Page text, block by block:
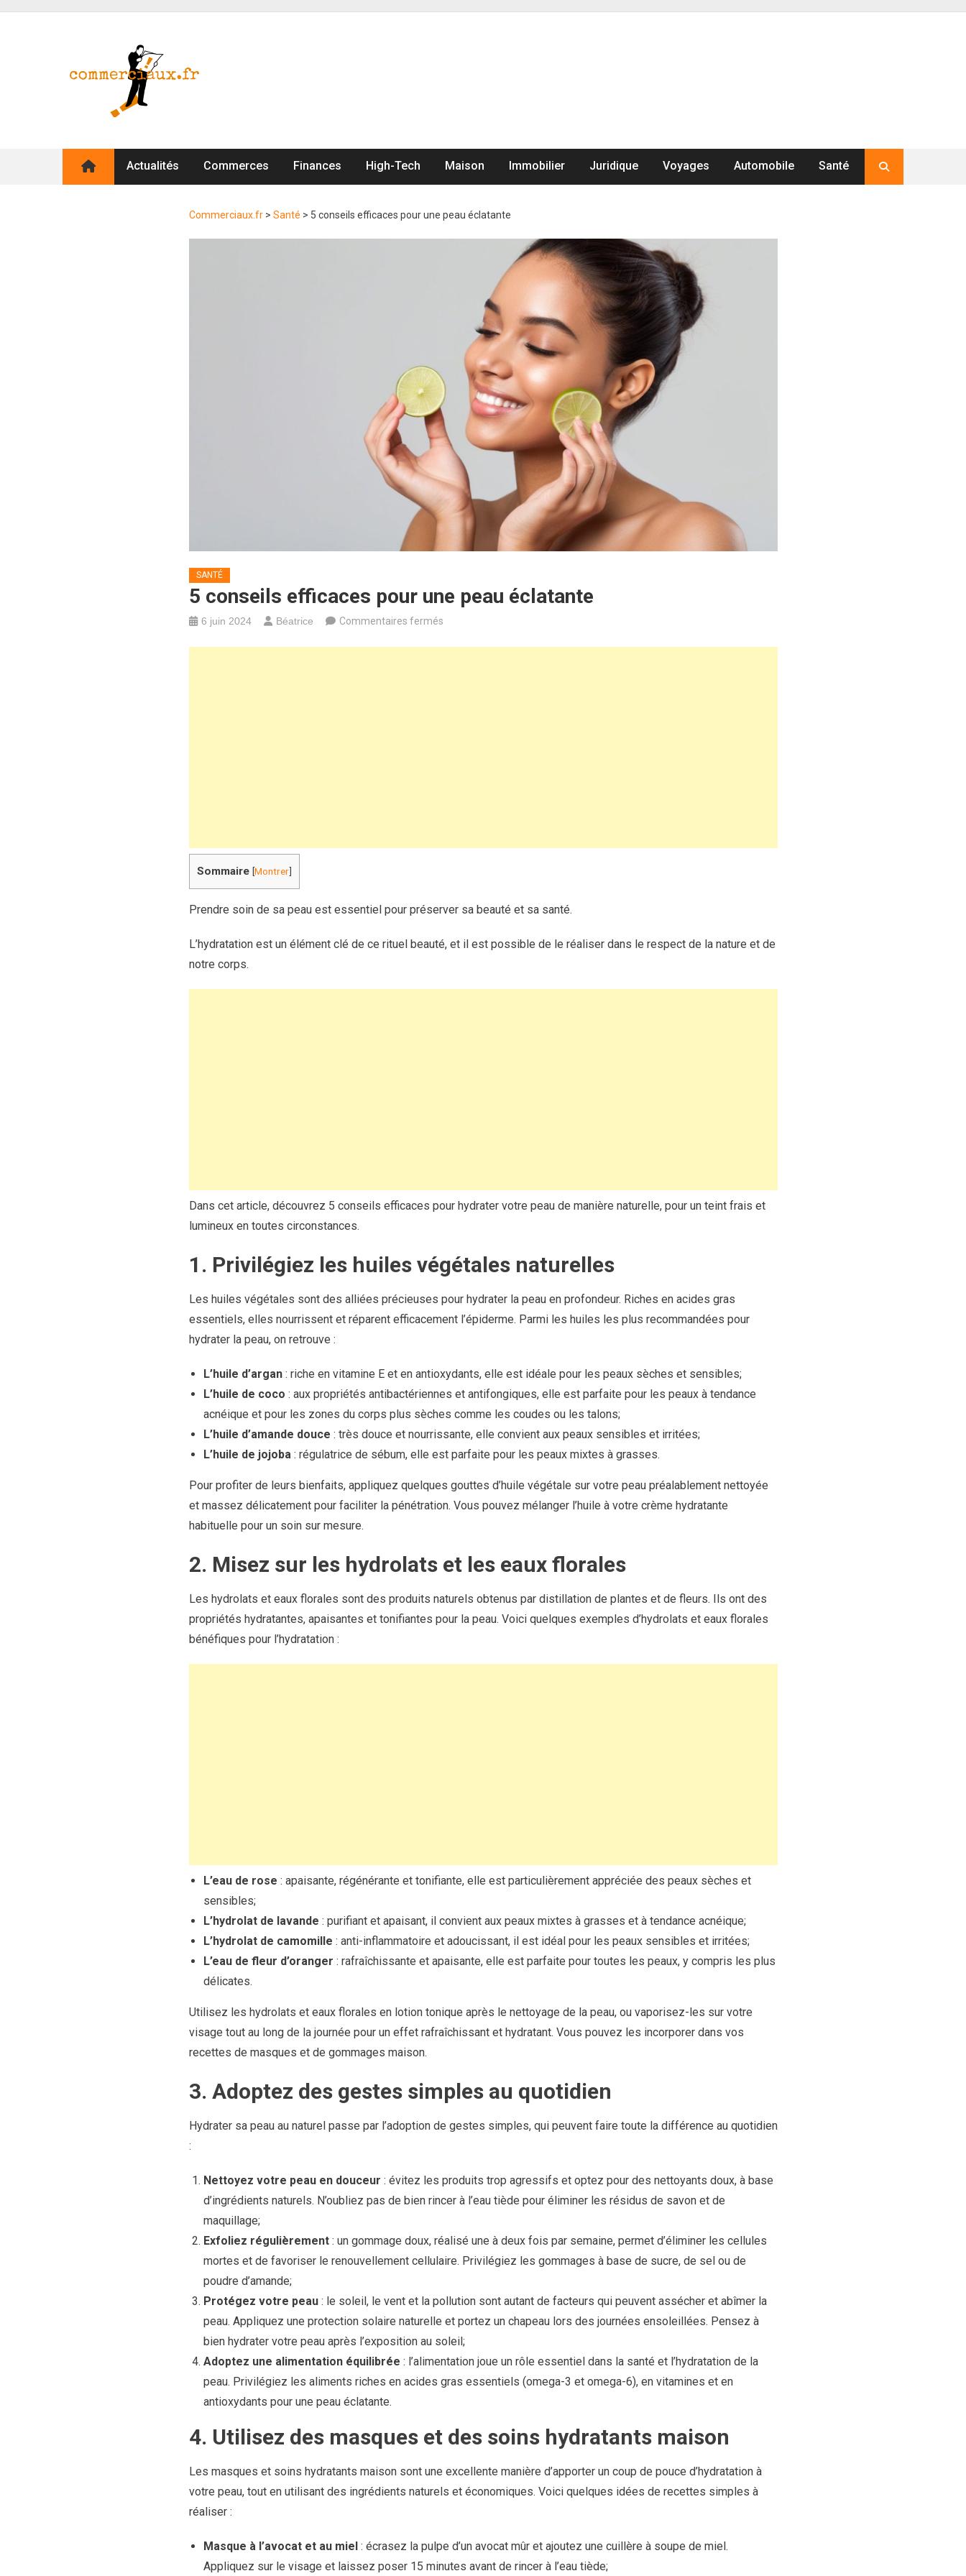
Actualités Commerces Finances High-Tech Maison Immobilier Juridique Voyages Automobile Santé
Commerciaux.fr> Santé > 5 conseils efficaces pour une peau éclatante
SANTÉ
5 conseils efficaces pour une peau éclatante
6 juin 2024 Béatrice Commentaires ferméssur
Sommaire [Montrer]
Prendre soin de sa peau est essentiel pour préserver sa beauté et sa santé.
L’hydratation est un élément clé de ce rituel beauté, et il est possible de le réaliser dans le respect de la nature et de
notre corps.
Dans cet article, découvrez 5 conseils efficaces pour hydrater votre peau de manière naturelle, pour un teint frais et
lumineux en toutes circonstances.
1. Privilégiez les huiles végétales naturelles
Les huiles végétales sont des alliées précieuses pour hydrater la peau en profondeur. Riches en acides gras
essentiels, elles nourrissent et réparent efficacement l’épiderme. Parmi les huiles les plus recommandées pour
hydrater la peau, on retrouve :
L’huile d’argan: riche en vitamine E et en antioxydants, elle est idéale pour les peaux sèches et sensibles;
L’huile de coco : aux propriétés antibactériennes et antifongiques, elle est parfaite pour les peaux à tendance
acnéique et pour les zones du corps plus sèches comme les coudes ou les talons;
L’huile d’amande douce : très douce et nourrissante, elle convient aux peaux sensibles et irritées;
L’huile de jojoba : régulatrice de sébum, elle est parfaite pour les peaux mixtes à grasses.
Pour profiter de leurs bienfaits, appliquez quelques gouttes d’huile végétale sur votre peau préalablement nettoyée
et massez délicatement pour faciliter la pénétration. Vous pouvez mélanger l’huile à votre crème hydratante
habituelle pour un soin sur mesure.
2. Misez sur les hydrolats et les eaux florales
Les hydrolats et eaux florales sont des produits naturels obtenus par distillation de plantes et de fleurs. Ils ont des
propriétés hydratantes, apaisantes et tonifiantes pour la peau. Voici quelques exemples d’hydrolats et eaux florales
bénéfiques pour l’hydratation :
L’eau de rose : apaisante, régénérante et tonifiante, elle est particulièrement appréciée des peaux sèches et
sensibles;
L’hydrolat de lavande : purifiant et apaisant, il convient aux peaux mixtes à grasses et à tendance acnéique;
L’hydrolat de camomille : anti-inflammatoire et adoucissant, il est idéal pour les peaux sensibles et irritées;
L’eau de fleur d’oranger : rafraîchissante et apaisante, elle est parfaite pour toutes les peaux, y compris les plus
délicates.
Utilisez les hydrolats et eaux florales en lotion tonique après le nettoyage de la peau, ou vaporisez-les sur votre
visage tout au long de la journée pour un effet rafraîchissant et hydratant. Vous pouvez les incorporer dans vos
recettes de masques et de gommages maison.
3. Adoptez des gestes simples au quotidien
Hydrater sa peau au naturel passe par l’adoption de gestes simples, qui peuvent faire toute la différence au quotidien
:
Nettoyez votre peau en douceur : évitez les produits trop agressifs et optez pour des nettoyants doux, à base
d’ingrédients naturels. N’oubliez pas de bien rincer à l’eau tiède pour éliminer les résidus de savon et de
maquillage;
Exfoliez régulièrement: un gommage doux, réalisé une à deux fois par semaine, permet d’éliminer les cellules
mortes et de favoriser le renouvellement cellulaire. Privilégiez les gommages à base de sucre, de sel ou de
poudre d’amande;
Protégez votre peau: le soleil, le vent et la pollution sont autant de facteurs qui peuvent assécher et abîmer la
peau. Appliquez une protection solaire naturelle et portez un chapeau lors des journées ensoleillées. Pensez à
bien hydrater votre peau après l’exposition au soleil;
Adoptez une alimentation équilibrée : l’alimentation joue un rôle essentiel dans la santé et l’hydratation de la
peau. Privilégiez les aliments riches en acides gras essentiels (omega-3 et omega-6), en vitamines et en
antioxydants pour une peau éclatante.
4. Utilisez des masques et des soins hydratants maison
Les masques et soins hydratants maison sont une excellente manière d’apporter un coup de pouce d’hydratation à
votre peau, tout en utilisant des ingrédients naturels et économiques. Voici quelques idées de recettes simples à
réaliser :
Masque à l’avocat et au miel: écrasez la pulpe d’un avocat mûr et ajoutez une cuillère à soupe de miel.
Appliquez sur le visage et laissez poser 15 minutes avant de rincer à l’eau tiède;